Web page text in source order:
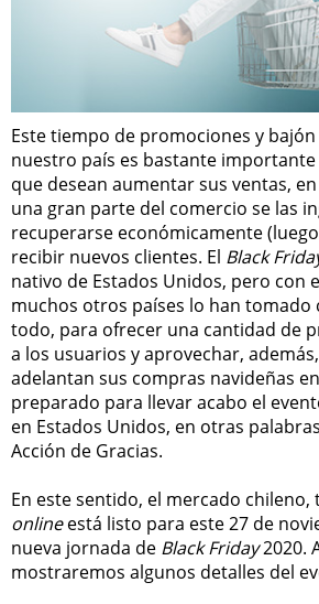
Este tiempo de promociones y
nuestro país es bastante
que desean aumentar sus ventas,
una gran parte del comercio se las
recuperarse económicamente
recibir nuevos clientes. El Black
nativo de Estados Unidos, pero con
muchos otros países lo han
todo, para ofrecer una cantidad de
a los usuarios y aprovechar,
adelantan sus compras navideñas
preparado para llevar acabo el
en Estados Unidos, en otras
Acción de Gracias.
En este sentido, el mercado
onlineestá listo para este 27 de
nueva jornada de Black Friday2020.
mostraremos algunos detalles del